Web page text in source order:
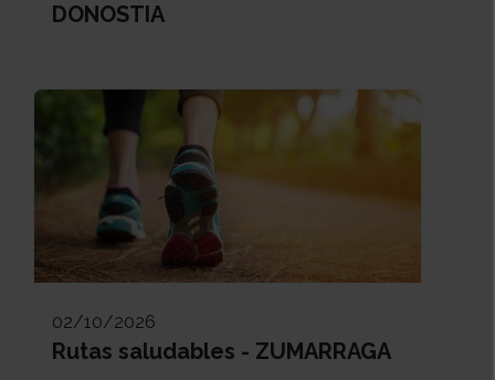
DONOSTIA
02/10/2026
Rutas saludables - ZUMARRAGA